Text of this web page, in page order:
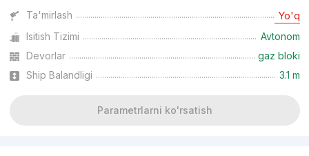
Ta'mirlash Yo'q
Isitish Tizimi
Avtonom
Devorlar
gaz bloki
Ship Balandligi
3.1 m
Parametrlarni ko'rsatish